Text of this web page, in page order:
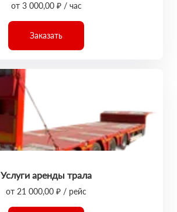
от 3 000,00 ₽ / час
Заказать
Услуги аренды трала
от 21 000,00 ₽ / рейс